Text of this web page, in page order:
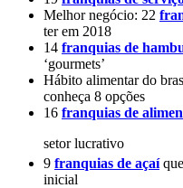
Melhor negócio: 22
ter em 2018
14 franquias de
‘gourmets’
Hábito alimentar do
conheça 8 opções
16 franquias de
setor lucrativo
9 franquias de açaí
inicial